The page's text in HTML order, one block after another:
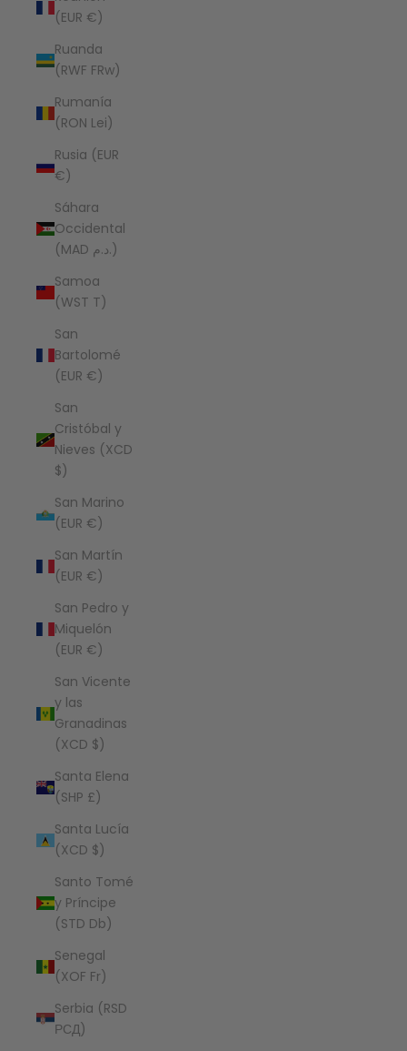
(EUR €)
Ruanda
(RWF FRw)
Rumanía
(RON Lei)
Rusia (EUR
€)
Sáhara
Occidental
(MAD د.م.)
Samoa
(WST T)
San
Bartolomé
(EUR €)
San
Cristóbal y
Nieves (XCD
$)
San Marino
(EUR €)
San Martín
(EUR €)
San Pedro y
Miquelón
(EUR €)
San Vicente
y las
Granadinas
(XCD $)
Santa Elena
(SHP £)
Santa Lucía
(XCD $)
Santo Tomé
y Príncipe
(STD Db)
Senegal
(XOF Fr)
Serbia (RSD
РСД)